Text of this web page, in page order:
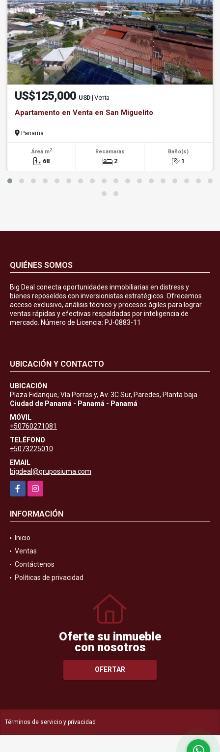
US$125,000 USD | Venta
Apartamento en Venta en San Miguelito
Panama
Área m2
68
Recamaras
2
Baño(s)
1
QUIÉNES SOMOS
Big Deal conecta oportunidades inmobiliarias en distress y
bienes reposeídos con inversionistas estratégicos. Ofrecemos
acceso exclusivo, análisis técnico y procesos ágiles para lograr
ventas rápidas y efectivas respaldadas por inteligencia de
mercado. Número de Licencia: PJ-0883-11
UBICACIÓN Y CONTACTO
UBICACIÓN
Plaza Fidanque, Vía Porras y, Av. 3C Sur, Paredes, Planta baja
Ciudad de Panamá - Panamá - Panamá
MÓVIL
+50760271081
TELÉFONO
+5073225010
EMAIL
bigdeal@gruposiuma.com
FacebookInstagram
INFORMACIÓN
Inicio
Ventas
Contáctenos
Políticas de privacidad
Oferte su inmueble
con nosotros
OFERTAR
Términos de servicio y privacidad